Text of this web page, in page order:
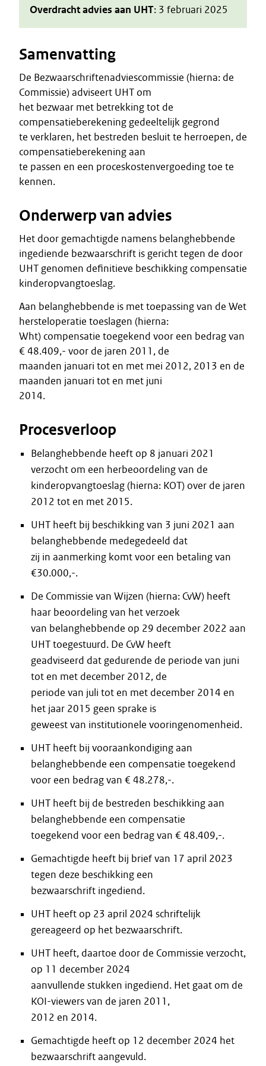
Overdracht advies aan UHT: 3 februari 2025
Samenvatting
De Bezwaarschriftenadviescommissie (hierna: de
Commissie) adviseert UHT om
het bezwaar met betrekking tot de
compensatieberekening gedeeltelijk gegrond
te verklaren, het bestreden besluit te herroepen, de
compensatieberekening aan
te passen en een proceskostenvergoeding toe te
kennen.
Onderwerp van advies
Het door gemachtigde namens belanghebbende
ingediende bezwaarschrift is gericht tegen de door
UHT genomen definitieve beschikking compensatie
kinderopvangtoeslag.
Aan belanghebbende is met toepassing van de Wet
hersteloperatie toeslagen (hierna:
Wht) compensatie toegekend voor een bedrag van
€ 48.409,- voor de jaren 2011, de
maanden januari tot en met mei 2012, 2013 en de
maanden januari tot en met juni
2014.
Procesverloop
Belanghebbende heeft op 8 januari 2021
verzocht om een herbeoordeling van de
kinderopvangtoeslag (hierna: KOT) over de jaren
2012 tot en met 2015.
UHT heeft bij beschikking van 3 juni 2021 aan
belanghebbende medegedeeld dat
zij in aanmerking komt voor een betaling van
€30.000,-.
De Commissie van Wijzen (hierna: CvW) heeft
haar beoordeling van het verzoek
van belanghebbende op 29 december 2022 aan
UHT toegestuurd. De CvW heeft
geadviseerd dat gedurende de periode van juni
tot en met december 2012, de
periode van juli tot en met december 2014 en
het jaar 2015 geen sprake is
geweest van institutionele vooringenomenheid.
UHT heeft bij vooraankondiging aan
belanghebbende een compensatie toegekend
voor een bedrag van € 48.278,-.
UHT heeft bij de bestreden beschikking aan
belanghebbende een compensatie
toegekend voor een bedrag van € 48.409,-.
Gemachtigde heeft bij brief van 17 april 2023
tegen deze beschikking een
bezwaarschrift ingediend.
UHT heeft op 23 april 2024 schriftelijk
gereageerd op het bezwaarschrift.
UHT heeft, daartoe door de Commissie verzocht,
op 11 december 2024
aanvullende stukken ingediend. Het gaat om de
KOI-viewers van de jaren 2011,
2012 en 2014.
Gemachtigde heeft op 12 december 2024 het
bezwaarschrift aangevuld.